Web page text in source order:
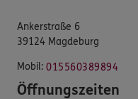
Ankerstraße 6
39124 Magdeburg
Mobil: 015560389894
Öffnungszeiten